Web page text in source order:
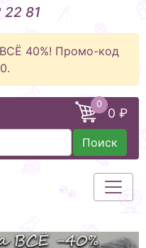
81
40%! Промо-код
0
0 ₽
Поиск